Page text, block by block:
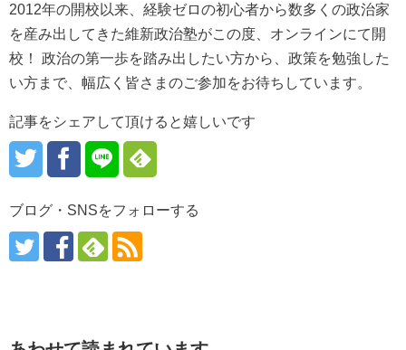
2012年の開校以来、経験ゼロの初心者から数多くの政治家
を産み出してきた維新政治塾がこの度、オンラインにて開
校！ 政治の第一歩を踏み出したい方から、政策を勉強した
い方まで、幅広く皆さまのご参加をお待ちしています。
記事をシェアして頂けると嬉しいです
ブログ・SNSをフォローする